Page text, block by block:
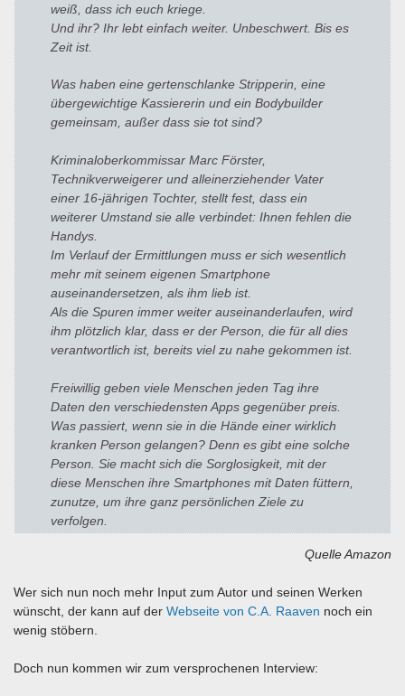
weiß, dass ich euch kriege.
Und ihr? Ihr lebt einfach weiter. Unbeschwert. Bis es
Zeit ist.
Was haben eine gertenschlanke Stripperin, eine
übergewichtige Kassiererin und ein Bodybuilder
gemeinsam, außer dass sie tot sind?
Kriminaloberkommissar Marc Förster,
Technikverweigerer und alleinerziehender Vater
einer 16-jährigen Tochter, stellt fest, dass ein
weiterer Umstand sie alle verbindet: Ihnen fehlen die
Handys.
Im Verlauf der Ermittlungen muss er sich wesentlich
mehr mit seinem eigenen Smartphone
auseinandersetzen, als ihm lieb ist.
Als die Spuren immer weiter auseinanderlaufen, wird
ihm plötzlich klar, dass er der Person, die für all dies
verantwortlich ist, bereits viel zu nahe gekommen ist.
Freiwillig geben viele Menschen jeden Tag ihre
Daten den verschiedensten Apps gegenüber preis.
Was passiert, wenn sie in die Hände einer wirklich
kranken Person gelangen? Denn es gibt eine solche
Person. Sie macht sich die Sorglosigkeit, mit der
diese Menschen ihre Smartphones mit Daten füttern,
zunutze, um ihre ganz persönlichen Ziele zu
verfolgen.
Quelle Amazon
Wer sich nun noch mehr Input zum Autor und seinen Werken
wünscht, der kann auf der Webseite von C.A. Raaven noch ein
wenig stöbern.
Doch nun kommen wir zum versprochenen Interview: